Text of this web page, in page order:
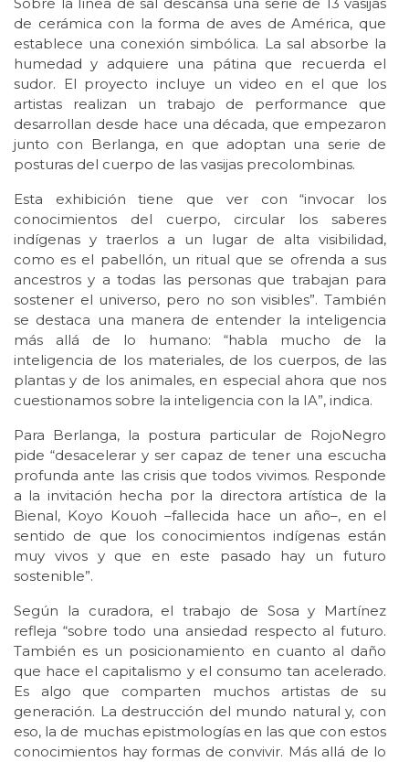
Sobre la línea de sal descansa una serie de 13 vasijas
de cerámica con la forma de aves de América, que
establece una conexión simbólica. La sal absorbe la
humedad y adquiere una pátina que recuerda el
sudor. El proyecto incluye un video en el que los
artistas realizan un trabajo de performance que
desarrollan desde hace una década, que empezaron
junto con Berlanga, en que adoptan una serie de
posturas del cuerpo de las vasijas precolombinas.
Esta exhibición tiene que ver con “invocar los
conocimientos del cuerpo, circular los saberes
indígenas y traerlos a un lugar de alta visibilidad,
como es el pabellón, un ritual que se ofrenda a sus
ancestros y a todas las personas que trabajan para
sostener el universo, pero no son visibles”. También
se destaca una manera de entender la inteligencia
más allá de lo humano: “habla mucho de la
inteligencia de los materiales, de los cuerpos, de las
plantas y de los animales, en especial ahora que nos
cuestionamos sobre la inteligencia con la IA”, indica.
Para Berlanga, la postura particular de RojoNegro
pide “desacelerar y ser capaz de tener una escucha
profunda ante las crisis que todos vivimos. Responde
a la invitación hecha por la directora artística de la
Bienal, Koyo Kouoh –fallecida hace un año–, en el
sentido de que los conocimientos indígenas están
muy vivos y que en este pasado hay un futuro
sostenible”.
Según la curadora, el trabajo de Sosa y Martínez
refleja “sobre todo una ansiedad respecto al futuro.
También es un posicionamiento en cuanto al daño
que hace el capitalismo y el consumo tan acelerado.
Es algo que comparten muchos artistas de su
generación. La destrucción del mundo natural y, con
eso, la de muchas epistmologías en las que con estos
conocimientos hay formas de convivir. Más allá de lo